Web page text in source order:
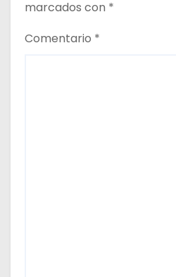
marcados con *
Comentario *